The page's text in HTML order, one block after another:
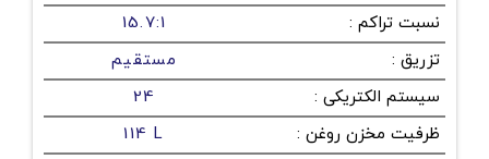
نسبت تراکم :
15.7:1
تزریق :
مستقیم
سیستم الکتریکی :
24
ظرفیت مخزن روغن :
114 L